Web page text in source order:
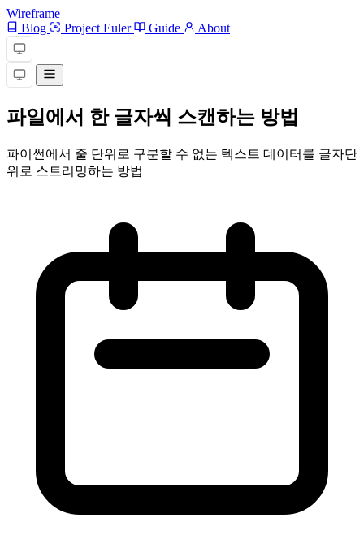
Wireframe
Blog
Project Euler Guide About
파일에서 한 글자씩 스캔하는 방법
파이썬에서 줄 단위로 구분할 수 없는 텍스트 데이터를 글자단
위로 스트리밍하는 방법